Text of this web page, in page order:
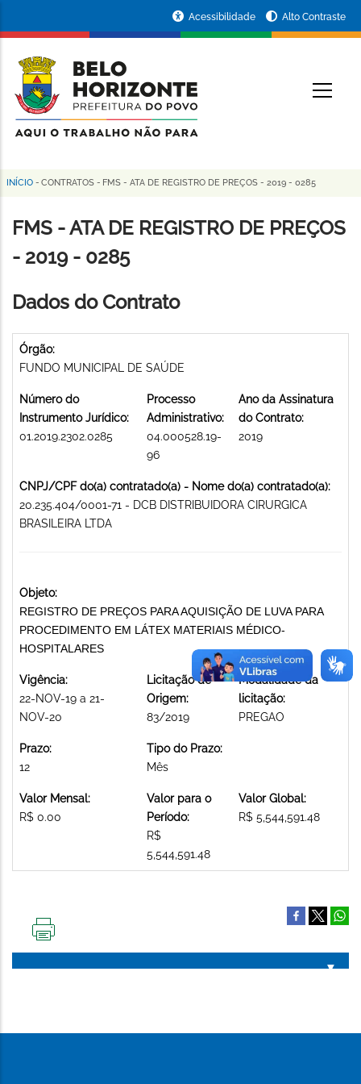
conteúdo
principal
da
Prefeitura
de
Horizonte
Acessibilidade Alto Contraste
Trilha
de
navegação
INÍCIO - CONTRATOS - FMS - ATA DE REGISTRO DE PREÇOS - 2019 - 0285
FMS - ATA DE REGISTRO DE PREÇOS
- 2019 - 0285
Dados do Contrato
Órgão:
FUNDO MUNICIPAL DE SAÚDE
Número do
Instrumento Jurídico:
01.2019.2302.0285
Processo
Administrativo:
04.000528.19-
96
Ano da Assinatura
do Contrato:
2019
CNPJ/CPF do(a) contratado(a) - Nome do(a) contratado(a):
20.235.404/0001-71 - DCB DISTRIBUIDORA CIRURGICA
BRASILEIRA LTDA
Objeto:
REGISTRO DE PREÇOS PARA AQUISIÇÃO DE LUVA PARA
PROCEDIMENTO EM LÁTEX MATERIAIS MÉDICO-
HOSPITALARES
Vigência:
22-NOV-19 a 21-
NOV-20
Licitação de
Origem:
83/2019
Modalidade da
licitação:
PREGAO
Prazo:
12
Tipo do Prazo:
Mês
Valor Mensal:
R$ 0.00
Valor para o
Período:
R$
5,544,591.48
Valor Global:
R$ 5,544,591.48
PÁGINA